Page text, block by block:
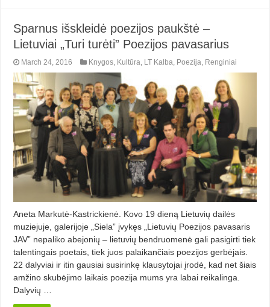
Sparnus išskleidė poezijos paukštė –
Lietuviai „Turi turėti” Poezijos pavasarius
March 24, 2016 Knygos Kultūra LT Kalba Poezija Renginiai
Aneta Markutė-Kastrickienė. Kovo 19 dieną Lietuvių dailės
muziejuje, galerijoje „Siela” įvykęs „Lietuvių Poezijos pavasaris
JAV” nepaliko abejonių – lietuvių bendruomenė gali pasigirti tiek
talentingais poetais, tiek juos palaikančiais poezijos gerbėjais.
22 dalyviai ir itin gausiai susirinkę klausytojai įrodė, kad net šiais
amžino skubėjimo laikais poezija mums yra labai reikalinga.
Dalyvių …